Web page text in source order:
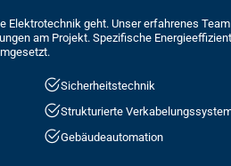
Elektrotechnik geht. Unser erfahrenes
am Projekt. Spezifische
Sicherheitstechnik
Strukturierte
Gebäudeautomation